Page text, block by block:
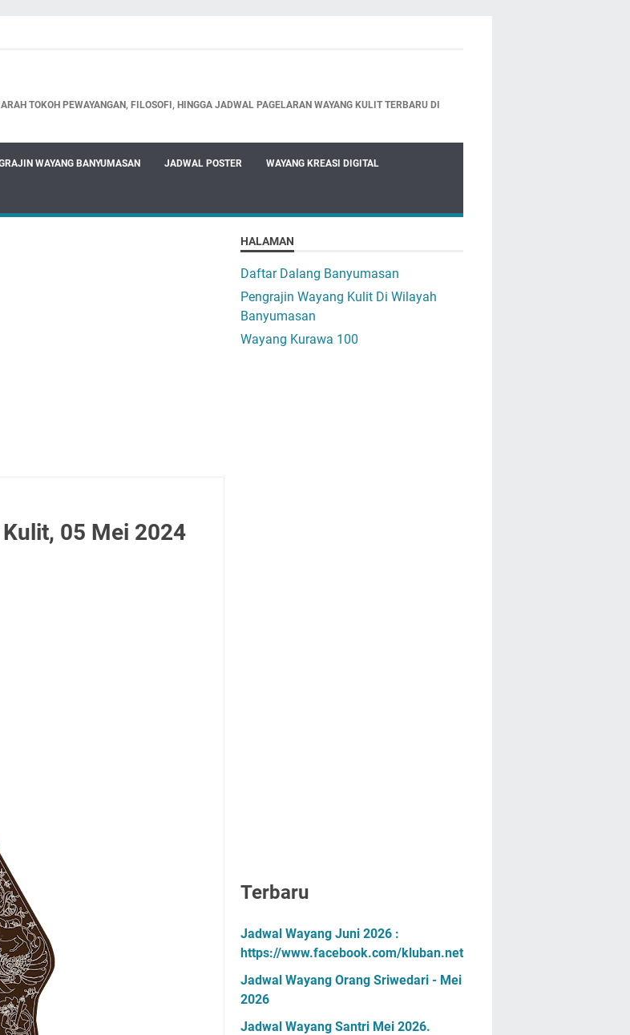
TOKOH PEWAYANGAN, FILOSOFI, HINGGA JADWAL PAGELARAN WAYANG KULIT TERBARU DI
WAYANG BANYUMASAN JADWAL POSTER WAYANG KREASI DIGITAL
05 Mei 2024
HALAMAN
Daftar Dalang Banyumasan
Pengrajin Wayang Kulit Di Wilayah
Banyumasan
Wayang Kurawa 100
Terbaru
Jadwal Wayang Juni 2026 :
https://www.facebook.com/kluban.net
Jadwal Wayang Orang Sriwedari - Mei
2026
Jadwal Wayang Santri Mei 2026.